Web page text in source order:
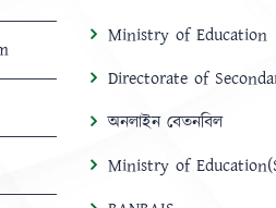
Ministry of Education
Directorate of
অনলাইন বেতনবিল
Ministry of